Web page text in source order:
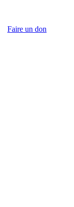
Faire un don